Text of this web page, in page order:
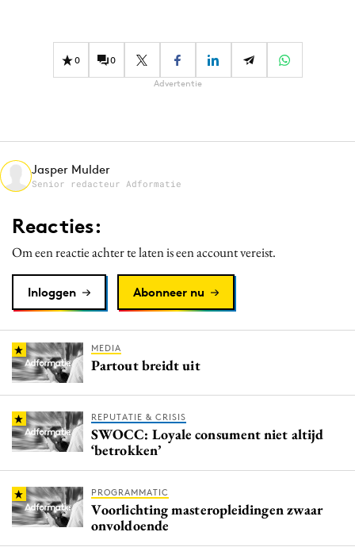
Diversiteit
Effectiviteit
Martech
Media
PR
Programmatic
Purpose Marketing
Reputatie & crisis
0 0
Advertentie
Jasper Mulder
Senior redacteur Adformatie
Reacties:
Om een reactie achter te laten is een account vereist.
Inloggen Abonneer nu
MEDIA
Partout breidt uit
REPUTATIE & CRISIS
SWOCC: Loyale consument niet altijd
‘betrokken’
PROGRAMMATIC
Voorlichting masteropleidingen zwaar
onvoldoende